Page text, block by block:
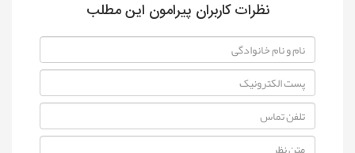
نظرات کاربران پیرامون این مطلب